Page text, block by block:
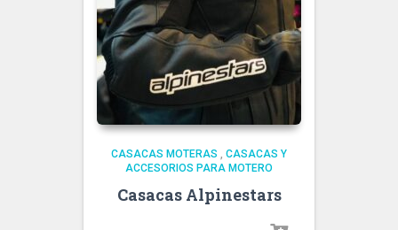
CASACAS MOTERAS , CASACAS Y
ACCESORIOS PARA MOTERO
Casacas Alpinestars